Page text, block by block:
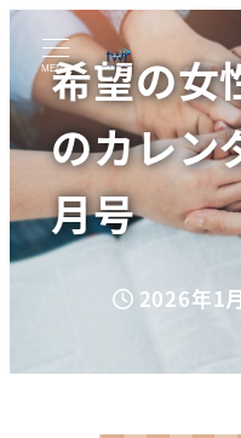
MENU
希望の
のカレン
月号
投稿日
2026年1